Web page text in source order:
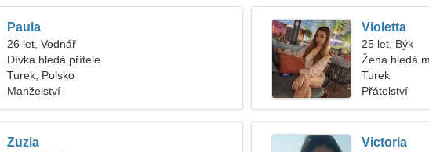
Paula
26 let, Vodnář
Dívka hledá přítele
Turek, Polsko
Manželství
Violetta
25 let, Býk
Žena hledá
Turek
Přátelství
Zuzia Victoria